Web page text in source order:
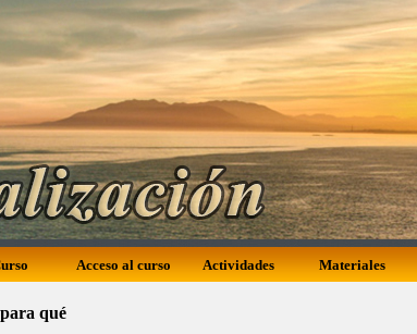
Acceso al curso Actividades Materiales
qué